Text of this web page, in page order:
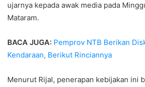
ujarnya kepada awak media pada
Mataram.
BACA JUGA: Pemprov NTB Berikan
Kendaraan, Berikut Rinciannya
Menurut Rijal, penerapan kebijakan ini